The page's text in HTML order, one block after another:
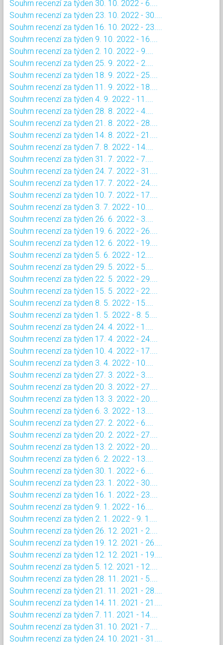
Souhrn recenzí za týden 30. 10. 2022 - 6....
Souhrn recenzí za týden 23. 10. 2022 - 30....
Souhrn recenzí za týden 16. 10. 2022 - 23....
Souhrn recenzí za týden 9. 10. 2022 - 16....
Souhrn recenzí za týden 2. 10. 2022 - 9....
Souhrn recenzí za týden 25. 9. 2022 - 2....
Souhrn recenzí za týden 18. 9. 2022 - 25....
Souhrn recenzí za týden 11. 9. 2022 - 18....
Souhrn recenzí za týden 4. 9. 2022 - 11....
Souhrn recenzí za týden 28. 8. 2022 - 4....
Souhrn recenzí za týden 21. 8. 2022 - 28....
Souhrn recenzí za týden 14. 8. 2022 - 21....
Souhrn recenzí za týden 7. 8. 2022 - 14....
Souhrn recenzí za týden 31. 7. 2022 - 7....
Souhrn recenzí za týden 24. 7. 2022 - 31....
Souhrn recenzí za týden 17. 7. 2022 - 24....
Souhrn recenzí za týden 10. 7. 2022 - 17....
Souhrn recenzí za týden 3. 7. 2022 - 10....
Souhrn recenzí za týden 26. 6. 2022 - 3....
Souhrn recenzí za týden 19. 6. 2022 - 26....
Souhrn recenzí za týden 12. 6. 2022 - 19....
Souhrn recenzí za týden 5. 6. 2022 - 12....
Souhrn recenzí za týden 29. 5. 2022 - 5....
Souhrn recenzí za týden 22. 5. 2022 - 29....
Souhrn recenzí za týden 15. 5. 2022 - 22....
Souhrn recenzí za týden 8. 5. 2022 - 15....
Souhrn recenzí za týden 1. 5. 2022 - 8. 5....
Souhrn recenzí za týden 24. 4. 2022 - 1....
Souhrn recenzí za týden 17. 4. 2022 - 24....
Souhrn recenzí za týden 10. 4. 2022 - 17....
Souhrn recenzí za týden 3. 4. 2022 - 10....
Souhrn recenzí za týden 27. 3. 2022 - 3....
Souhrn recenzí za týden 20. 3. 2022 - 27....
Souhrn recenzí za týden 13. 3. 2022 - 20....
Souhrn recenzí za týden 6. 3. 2022 - 13....
Souhrn recenzí za týden 27. 2. 2022 - 6....
Souhrn recenzí za týden 20. 2. 2022 - 27....
Souhrn recenzí za týden 13. 2. 2022 - 20....
Souhrn recenzí za týden 6. 2. 2022 - 13....
Souhrn recenzí za týden 30. 1. 2022 - 6....
Souhrn recenzí za týden 23. 1. 2022 - 30....
Souhrn recenzí za týden 16. 1. 2022 - 23....
Souhrn recenzí za týden 9. 1. 2022 - 16....
Souhrn recenzí za týden 2. 1. 2022 - 9. 1....
Souhrn recenzí za týden 26. 12. 2021 - 2....
Souhrn recenzí za týden 19. 12. 2021 - 26....
Souhrn recenzí za týden 12. 12. 2021 - 19....
Souhrn recenzí za týden 5. 12. 2021 - 12....
Souhrn recenzí za týden 28. 11. 2021 - 5....
Souhrn recenzí za týden 21. 11. 2021 - 28....
Souhrn recenzí za týden 14. 11. 2021 - 21....
Souhrn recenzí za týden 7. 11. 2021 - 14....
Souhrn recenzí za týden 31. 10. 2021 - 7....
Souhrn recenzí za týden 24. 10. 2021 - 31....